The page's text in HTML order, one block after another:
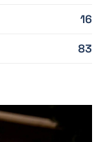
16
83